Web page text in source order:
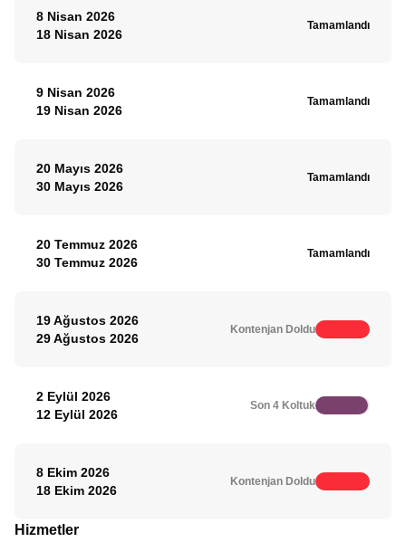
8 Nisan 2026
18 Nisan 2026
Tamamlandı
9 Nisan 2026
19 Nisan 2026
Tamamlandı
20 Mayıs 2026
30 Mayıs 2026
Tamamlandı
20 Temmuz 2026
30 Temmuz 2026
Tamamlandı
19 Ağustos 2026
29 Ağustos 2026
Kontenjan Doldu
2 Eylül 2026
12 Eylül 2026
Son 4 Koltuk
8 Ekim 2026
18 Ekim 2026
Kontenjan Doldu
Hizmetler